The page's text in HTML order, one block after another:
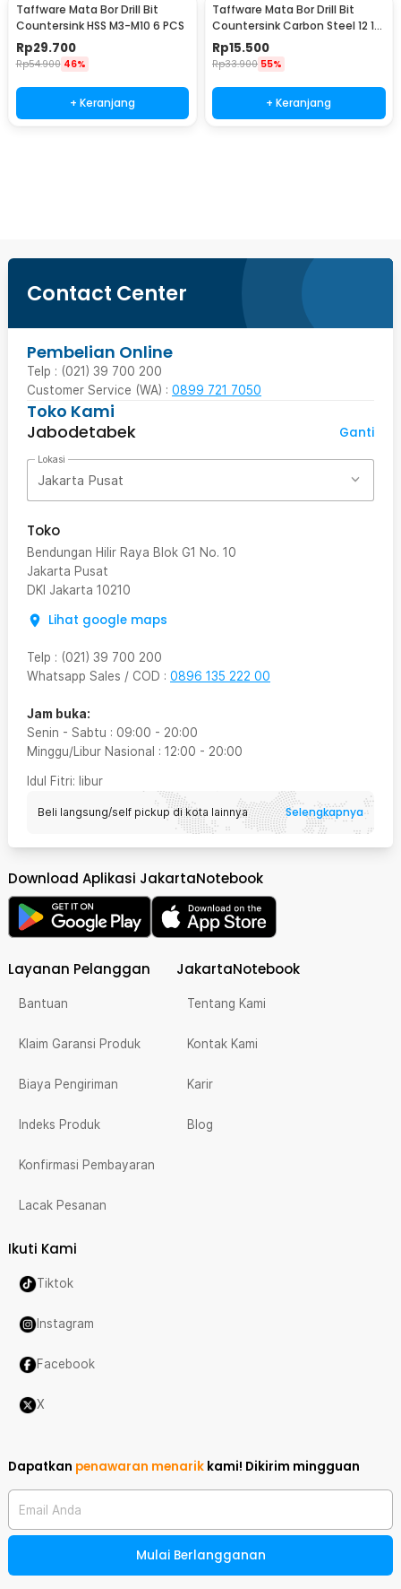
Taffware Mata Bor Drill Bit
Countersink HSS M3-M10 6 PCS
Rp29.700
Rp54.900 46%
+ Keranjang
Taffware Mata Bor Drill Bit
Countersink Carbon Steel 12 16
19mm 3 PCS
Rp15.500
Rp33.900 55%
+ Keranjang
Contact Center
Pembelian Online
Telp : (021) 39 700 200
Customer Service (WA) : 0899 721 7050
Toko Kami
Jabodetabek
Ganti
Lokasi
Jakarta Pusat
Toko
Bendungan Hilir Raya Blok G1 No. 10
Jakarta Pusat
DKI Jakarta 10210
Lihat google maps
Telp : (021) 39 700 200
Whatsapp Sales / COD : 0896 135 222 00
Jam buka:
Senin - Sabtu : 09:00 - 20:00
Minggu/Libur Nasional : 12:00 - 20:00
Idul Fitri: libur
Beli langsung/self pickup di kota lainnya Selengkapnya
Download Aplikasi JakartaNotebook
Layanan Pelanggan
Bantuan
Klaim Garansi Produk
Biaya Pengiriman
Indeks Produk
Konfirmasi Pembayaran
Lacak Pesanan
JakartaNotebook
Tentang Kami
Kontak Kami
Karir
Blog
Ikuti Kami
Tiktok
Instagram
Facebook
X
Dapatkan penawaran menarik kami! Dikirim mingguan
Email Anda
Mulai Berlangganan